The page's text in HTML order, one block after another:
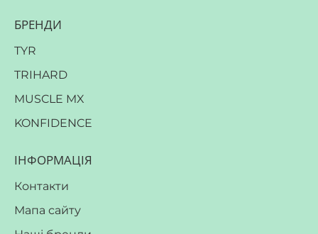
БРЕНДИ
TYR
TRIHARD
MUSCLE MX
KONFIDENCE
ІНФОРМАЦІЯ
Контакти
Мапа сайту